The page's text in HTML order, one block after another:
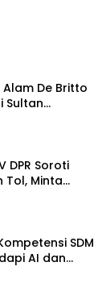
De Britto
Sultan
Harus
DPR Soroti
Tol, Minta
Diperketat
SDM
AI dan
Kerja